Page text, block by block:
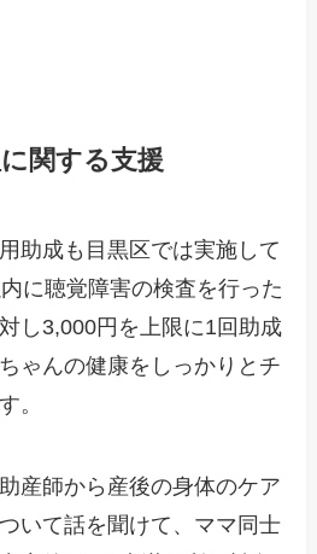
関する支援
助成も目黒区では実施して
に聴覚障害の検査を行った
し3,000円を上限に1回助成
ゃんの健康をしっかりとチ
。
産師から産後の身体のケア
いて話を聞けて、ママ同士